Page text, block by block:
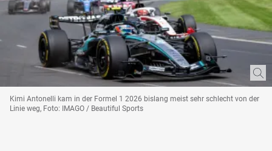
Kimi Antonelli kam in der Formel 1 2026 bislang meist sehr schlecht von der
Linie weg, Foto: IMAGO / Beautiful Sports